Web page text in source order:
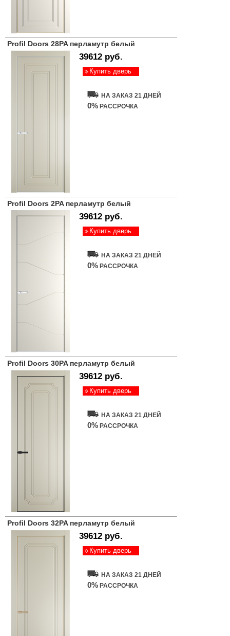
Profil Doors 28PA перламутр белый
39612 руб.
Купить дверь
НА ЗАКАЗ 21 ДНЕЙ
0% РАССРОЧКА
Profil Doors 2PA перламутр белый
39612 руб.
Купить дверь
НА ЗАКАЗ 21 ДНЕЙ
0% РАССРОЧКА
Profil Doors 30PA перламутр белый
39612 руб.
Купить дверь
НА ЗАКАЗ 21 ДНЕЙ
0% РАССРОЧКА
Profil Doors 32PA перламутр белый
39612 руб.
Купить дверь
НА ЗАКАЗ 21 ДНЕЙ
0% РАССРОЧКА